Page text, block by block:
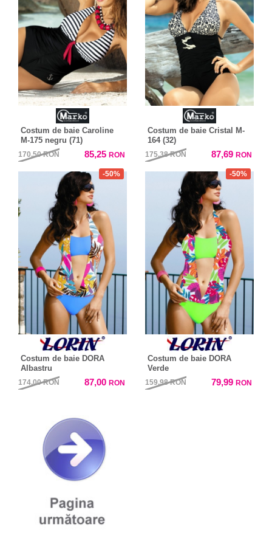
Costum de baie Caroline
M-175 negru (71)
170,50RON 85,25 RON
Costum de baie Cristal M-
164 (32)
175,38RON 87,69 RON
-50%
Costum de baie DORA
Albastru
174,00RON 87,00 RON
-50%
Costum de baie DORA
Verde
159,98RON 79,99 RON